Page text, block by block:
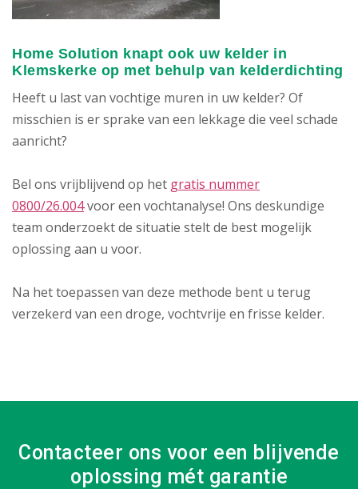
Home Solution knapt ook uw kelder in
Klemskerke op met behulp van kelderdichting
Heeft u last van vochtige muren in uw kelder? Of
misschien is er sprake van een lekkage die veel schade
aanricht?
Bel ons vrijblijvend op het gratis nummer
0800/26.004voor een vochtanalyse! Ons deskundige
team onderzoekt de situatie stelt de best mogelijk
oplossing aan u voor.
Na het toepassen van deze methode bent u terug
verzekerd van een droge, vochtvrije en frisse kelder.
Contacteer ons voor een blijvende
oplossing mét garantie